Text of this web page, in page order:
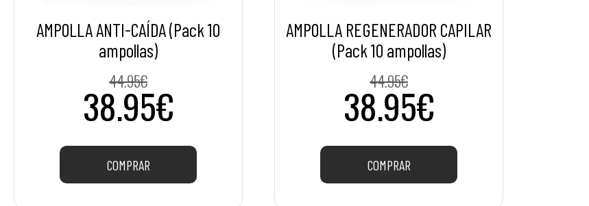
AMPOLLA ANTI-CAÍDA (Pack 10
ampollas)
44.95€
38.95€
COMPRAR
AMPOLLA REGENERADOR CAPILAR
(Pack 10 ampollas)
44.95€
38.95€
COMPRAR